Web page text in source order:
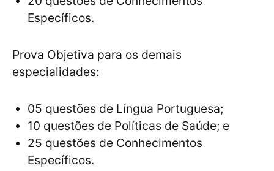
Específicos.
Prova Objetiva para os demais
especialidades:
05 questões de Língua Portuguesa;
10 questões de Políticas de Saúde; e
25 questões de Conhecimentos
Específicos.